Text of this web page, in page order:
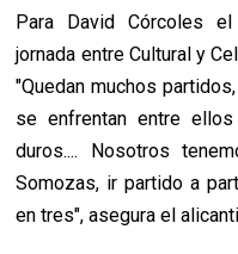
Para David Córcoles
jornada entre Cultural y
"Quedan muchos
se enfrentan entre
duros.... Nosotros
Somozas, ir partido a
en tres", asegura el